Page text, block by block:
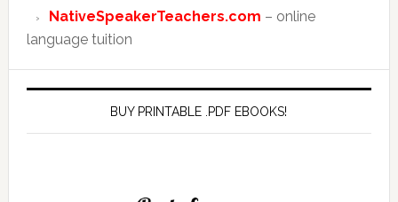
NativeSpeakerTeachers.com – online
language tuition
BUY PRINTABLE .PDF EBOOKS!